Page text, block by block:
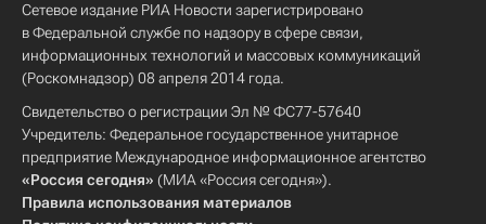
Сетевое издание РИА Новости зарегистрировано
в Федеральной службе по надзору в сфере связи,
информационных технологий и массовых коммуникаций
(Роскомнадзор) 08 апреля 2014 года.
Свидетельство о регистрации Эл № ФС77-57640
Учредитель: Федеральное государственное унитарное
предприятие Международное информационное агентство
«Россия сегодня» (МИА «Россия сегодня»).
Правила использования материалов